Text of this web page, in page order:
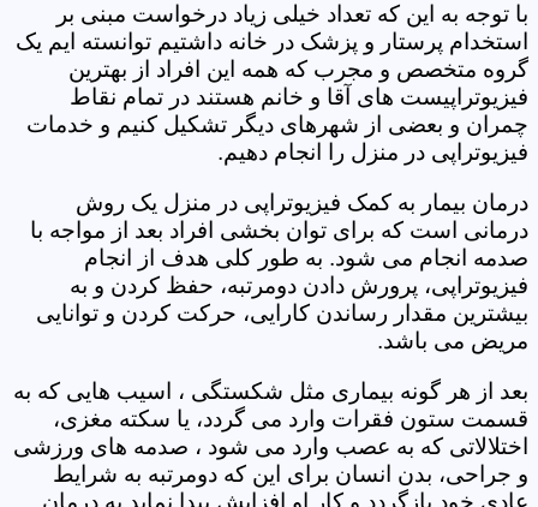
با توجه به این که تعداد خیلی زیاد درخواست مبنی بر
استخدام پرستار و پزشک در خانه داشتیم توانسته ایم یک
گروه متخصص و مجرب که همه این افراد از بهترین
فیزیوتراپیست های آقا و خانم هستند در تمام نقاط
چمران و بعضی از شهرهای دیگر تشکیل کنیم و خدمات
فیزیوتراپی در منزل را انجام دهیم.
درمان بیمار به کمک فیزیوتراپی در منزل یک روش
درمانی است که برای توان بخشی افراد بعد از مواجه با
صدمه انجام می شود. به طور کلی هدف از انجام
فیزیوتراپی، پرورش دادن دومرتبه، حفظ کردن و به
بیشترین مقدار رساندن کارایی، حرکت کردن و توانایی
مریض می باشد.
بعد از هر گونه بیماری مثل شکستگی ، اسیب هایی که به
قسمت ستون فقرات وارد می گردد، یا سکته مغزی،
اختلالاتی که به عصب وارد می شود ، صدمه های ورزشی
و جراحی، بدن انسان برای این که دومرتبه به شرایط